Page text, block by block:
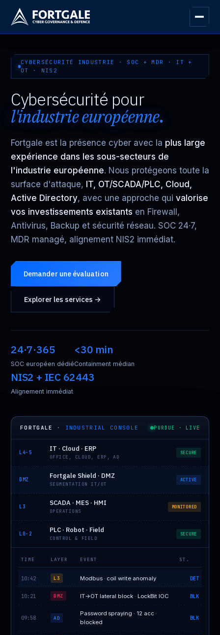
CYBERSÉCURITÉ INDUSTRIE · SOC + MDR · IT +
OT · NIS2
Cybersécurité pour
l'industrie européenne.
Fortgale est la présence cyber avec la plus large
expérience dans les sous-secteurs de
l'industrie européenne. Nous protégeons toute la
surface d'attaque, IT, OT/SCADA/PLC, Cloud,
Active Directory, avec une approche qui valorise
vos investissements existants en Firewall,
Antivirus, Backup et sécurité réseau. SOC 24·7,
MDR managé, alignement NIS2 immédiat.
Demander une évaluation
Explorer les services →
24·7·365
SOC européen dédié
<30 min
Containment médian
NIS2 + IEC 62443
Alignement immédiat
FORTGALE · INDUSTRIAL CONSOLE PURDUE · LIVE
L4-5 IT · Cloud · ERP
OFFICE, CLOUD, ERP, AD
SECURE
DMZ Fortgale Shield · DMZ
SEGMENTATION IT/OT
ACTIVE
L3 SCADA · MES · HMI
OPERATIONS
MONITORED
L0-2 PLC · Robot · Field
CONTROL & FIELD
SECURE
TIME LAYER EVENT ST.
10:42 L3 Modbus · coil write anomaly DET
10:21 DMZ IT→OT lateral block · LockBit IOC BLK
09:58 AD
Password spraying · 12 acc ·
blocked
BLK